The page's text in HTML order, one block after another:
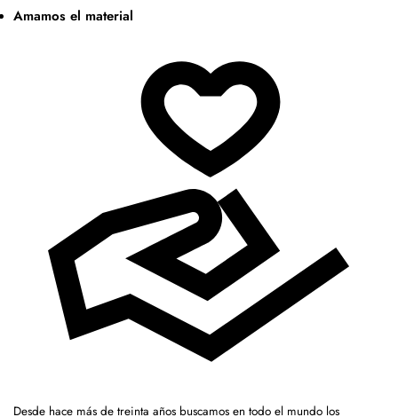
Amamos el material
Desde hace más de treinta años buscamos en todo el mundo los